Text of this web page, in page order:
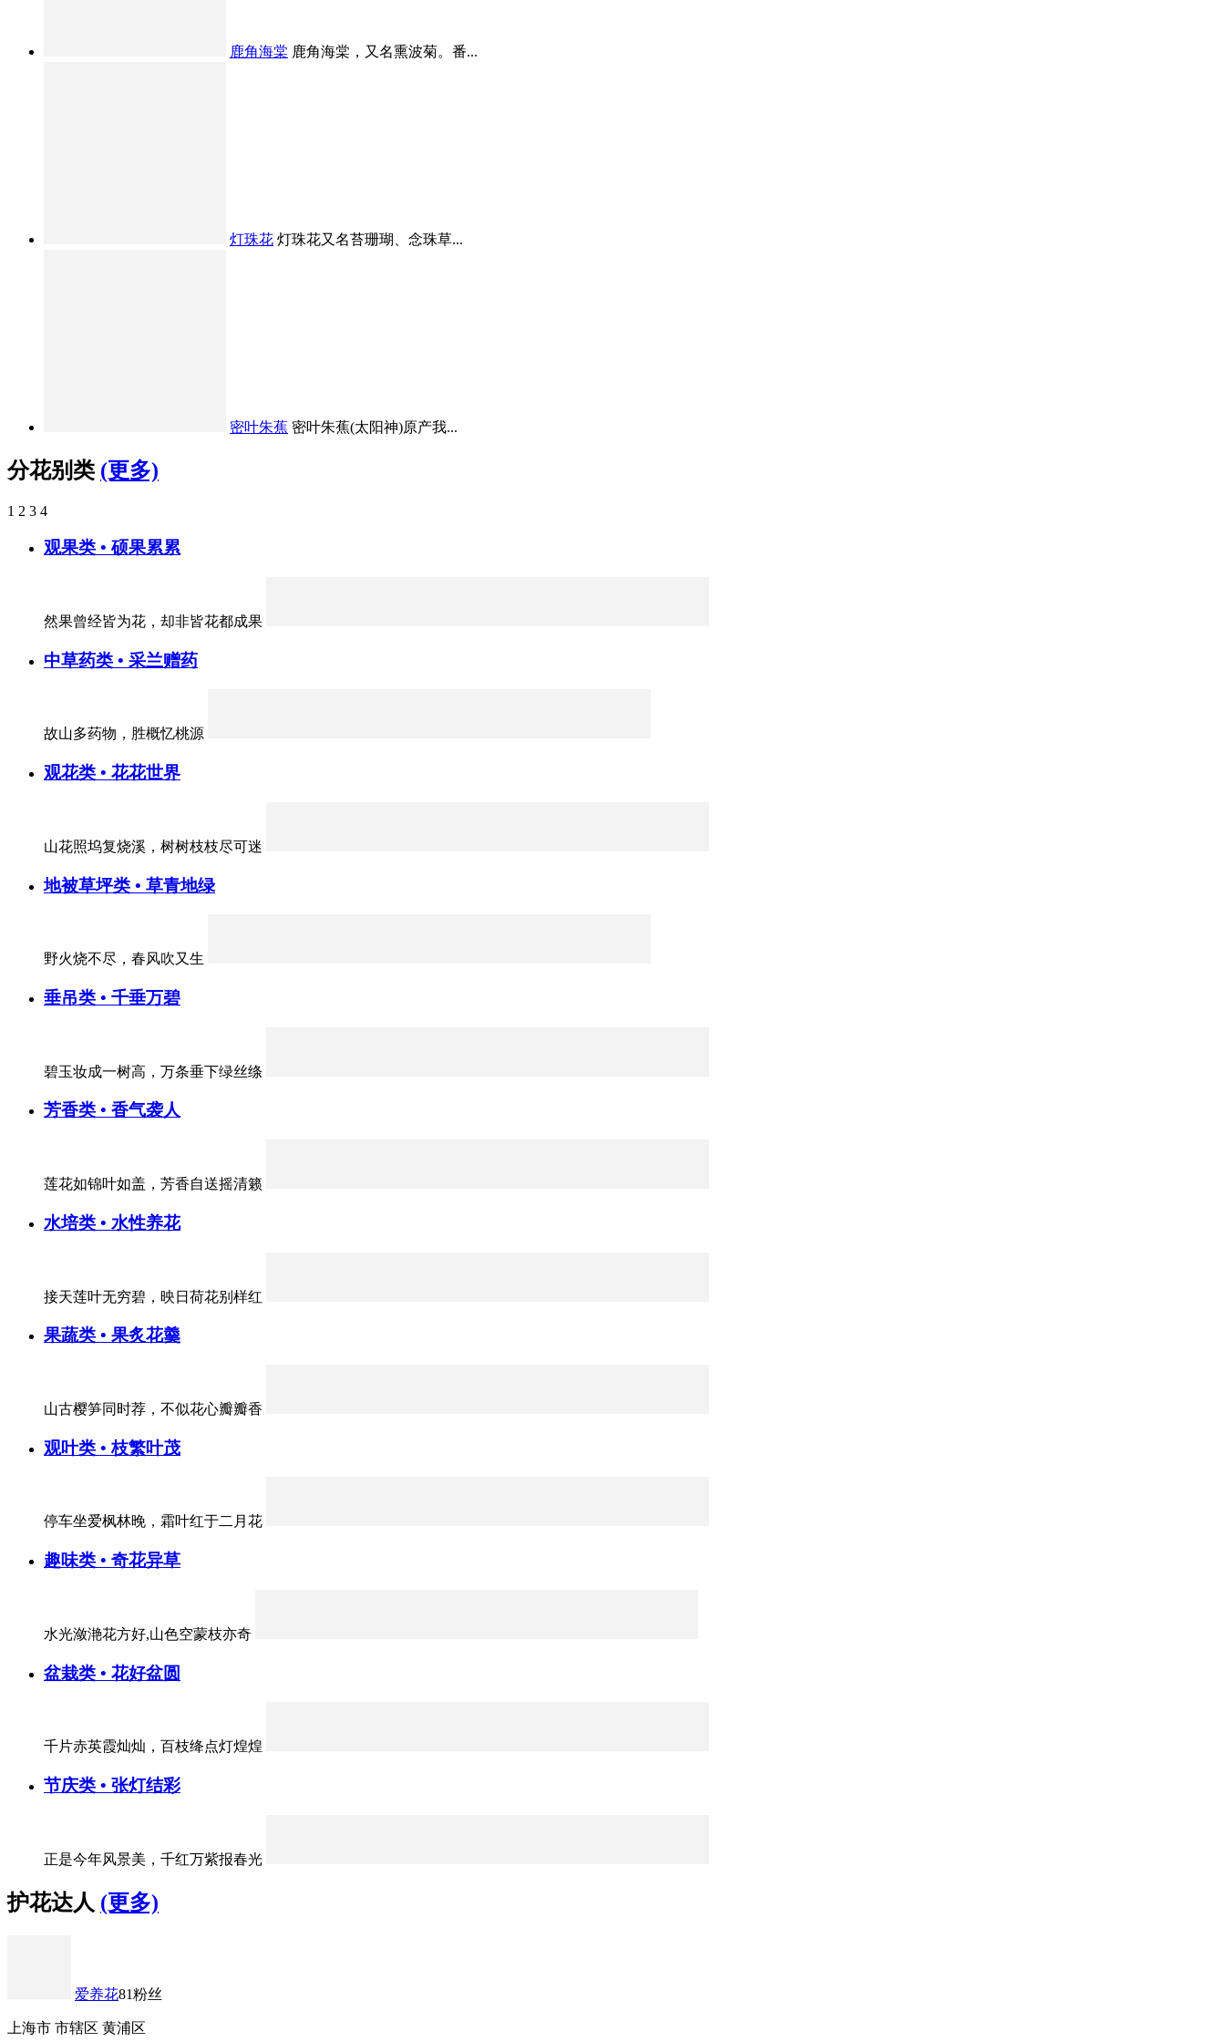
鹿角海棠 鹿角海棠，又名熏波菊。番...
灯珠花 灯珠花又名苔珊瑚、念珠草...
密叶朱蕉 密叶朱蕉(太阳神)原产我...
分花别类 (更多)
1 2 3 4
观果类 • 硕果累累
然果曾经皆为花，却非皆花都成果
中草药类 • 采兰赠药
故山多药物，胜概忆桃源
观花类 • 花花世界
山花照坞复烧溪，树树枝枝尽可迷
地被草坪类 • 草青地绿
野火烧不尽，春风吹又生
垂吊类 • 千垂万碧
碧玉妆成一树高，万条垂下绿丝绦
芳香类 • 香气袭人
莲花如锦叶如盖，芳香自送摇清籁
水培类 • 水性养花
接天莲叶无穷碧，映日荷花别样红
果蔬类 • 果炙花羹
山古樱笋同时荐，不似花心瓣瓣香
观叶类 • 枝繁叶茂
停车坐爱枫林晚，霜叶红于二月花
趣味类 • 奇花异草
水光潋滟花方好,山色空蒙枝亦奇
盆栽类 • 花好盆圆
千片赤英霞灿灿，百枝绛点灯煌煌
节庆类 • 张灯结彩
正是今年风景美，千红万紫报春光
护花达人 (更多)
爱养花81粉丝
上海市 市辖区 黄浦区